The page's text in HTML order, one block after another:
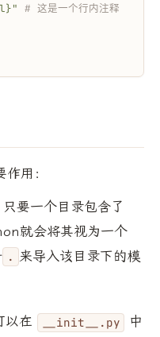
" # 这是一个行内注释
用：
只要一个目录包含了
就会将其视为一个
. 来导入该目录下的模
以在 __init__.py
中